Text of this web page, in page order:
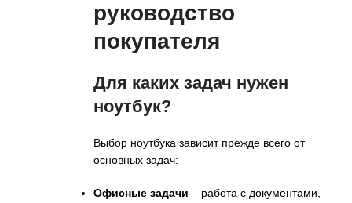
руководство
покупателя
Для каких задач нужен
ноутбук?
Выбор ноутбука зависит прежде всего от
основных задач:
Офисные задачи – работа с документами,